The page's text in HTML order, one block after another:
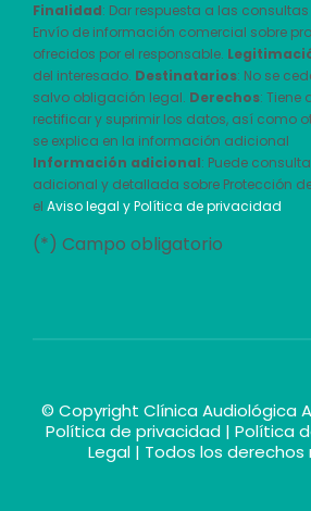
Finalidad: Dar respuesta a las
Envío de información comercial sobre
ofrecidos por el responsable.
del interesado. Destinatarios: No se
salvo obligación legal. Derechos: Tiene
rectificar y suprimir los datos, así como
se explica en la información adicional
Información adicional: Puede
adicional y detallada sobre Protección
el Aviso legal y Política de privacidad
(*) Campo obligatorio
© Copyright Clínica Audiológica
Política de privacidad | Política
Legal| Todos los derechos